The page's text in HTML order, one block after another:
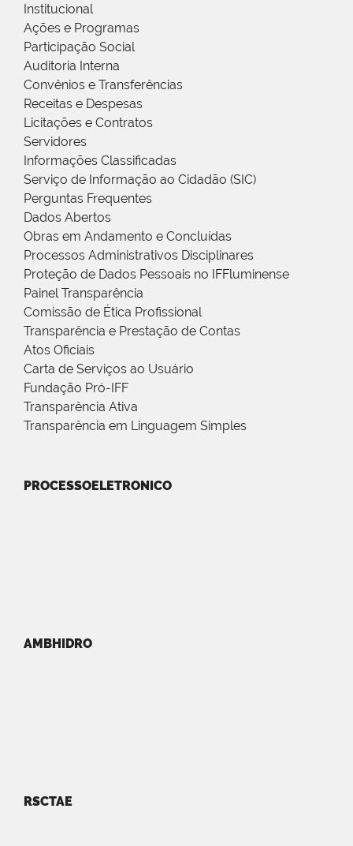
Institucional
Ações e Programas
Participação Social
Auditoria Interna
Convênios e Transferências
Receitas e Despesas
Licitações e Contratos
Servidores
Informações Classificadas
Serviço de Informação ao Cidadão (SIC)
Perguntas Frequentes
Dados Abertos
Obras em Andamento e Concluídas
Processos Administrativos Disciplinares
Proteção de Dados Pessoais no IFFluminense
Painel Transparência
Comissão de Ética Profissional
Transparência e Prestação de Contas
Atos Oficiais
Carta de Serviços ao Usuário
Fundação Pró-IFF
Transparência Ativa
Transparência em Linguagem Simples
PROCESSOELETRONICO
AMBHIDRO
RSCTAE